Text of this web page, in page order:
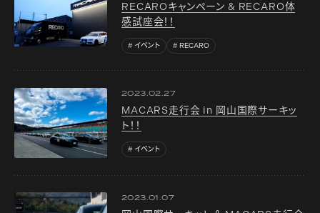
RECAROキャンペーン & RECARO体
感試座会！！
イベント RECARO
2023.02.27
MACARS走行会 in 岡山国際サーキッ
ト！！
イベント
2023.01.07